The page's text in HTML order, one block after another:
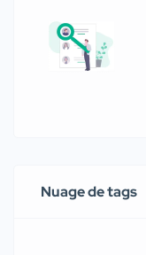
Nuage de tags